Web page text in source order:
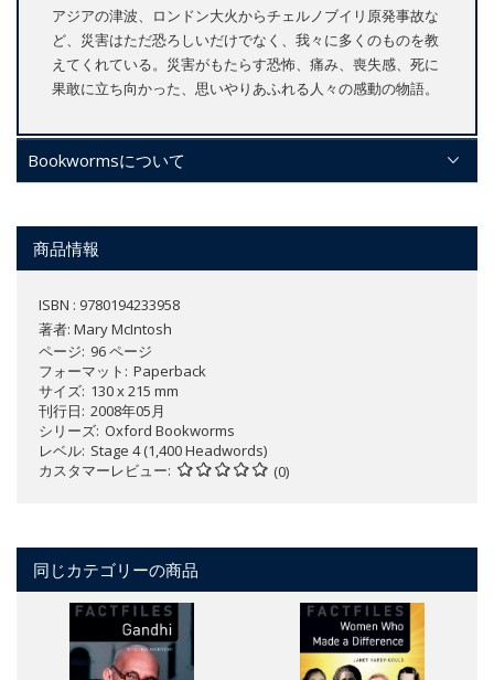
アジアの津波、ロンドン大火からチェルノブイリ原発事故な
ど、災害はただ恐ろしいだけでなく、我々に多くのものを教
えてくれている。災害がもたらす恐怖、痛み、喪失感、死に
果敢に立ち向かった、思いやりあふれる人々の感動の物語。
Bookwormsについて
商品情報
ISBN : 9780194233958
著者: Mary McIntosh
ページ 96 ページ
フォーマット
Paperback
サイズ 130 x 215 mm
刊行日 2008年05月
シリーズ Oxford Bookworms
レベル Stage 4 (1,400 Headwords)
カスタマーレビュー
(0)
同じカテゴリーの商品